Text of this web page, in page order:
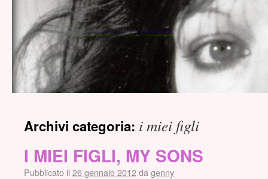
Archivi categoria: i miei figli
I MIEI FIGLI, MY SONS
Pubblicato il 26 gennaio 2012da genny